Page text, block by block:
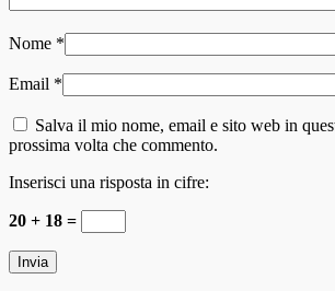
Nome *
Email *
Salva il mio nome, email e sito web in
prossima volta che commento.
Inserisci una risposta in cifre:
20 + 18 =